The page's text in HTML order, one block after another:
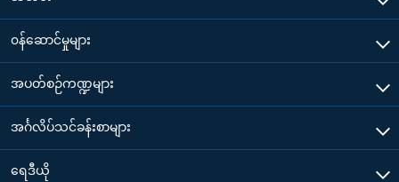
၀န်ဆောင်မှုများ
အပတ်စဉ်ကဏ္ဍများ
အင်္ဂလိပ်သင်ခန်းစာများ
ရေဒီယို